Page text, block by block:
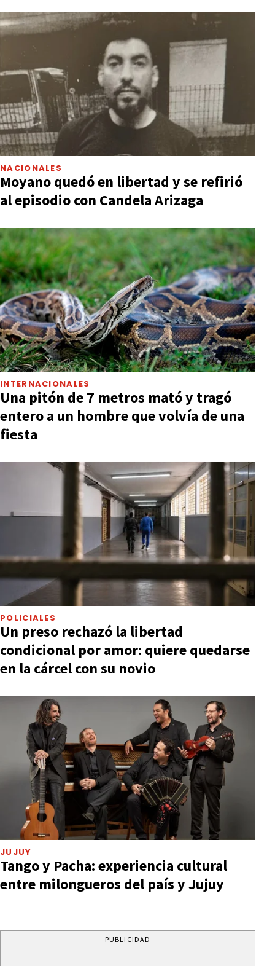
NACIONALES
Moyano quedó en libertad y se refirió
al episodio con Candela Arizaga
INTERNACIONALES
Una pitón de 7 metros mató y tragó
entero a un hombre que volvía de una
fiesta
POLICIALES
Un preso rechazó la libertad
condicional por amor: quiere quedarse
en la cárcel con su novio
JUJUY
Tango y Pacha: experiencia cultural
entre milongueros del país y Jujuy
PUBLICIDAD